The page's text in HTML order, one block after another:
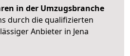
in der Umzugsbranche
durch die qualifizierten
Anbieter in Jena